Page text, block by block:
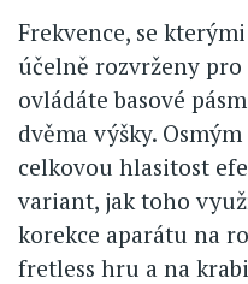
Frekvence, se
účelně rozvrženy pro
ovládáte basové
dvěma výšky.
celkovou hlasitost
variant, jak toho
korekce aparátu na
fretless hru a na